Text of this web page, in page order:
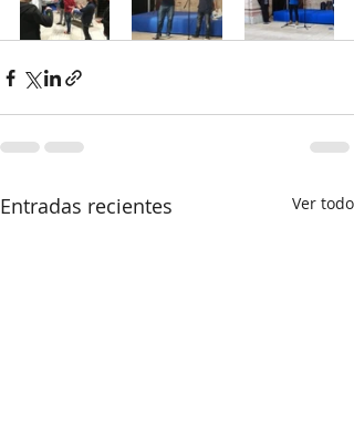
Entradas recientes Ver todo